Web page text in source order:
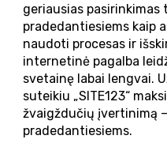
geriausias pasirinkimas
pradedantiesiems kaip
naudoti procesas ir
internetinė pagalba
svetainę labai lengvai.
suteikiu „SITE123“
žvaigždučių įvertinimą
pradedantiesiems.